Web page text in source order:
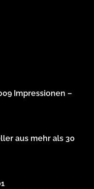
Impressionen –
aus mehr als 30